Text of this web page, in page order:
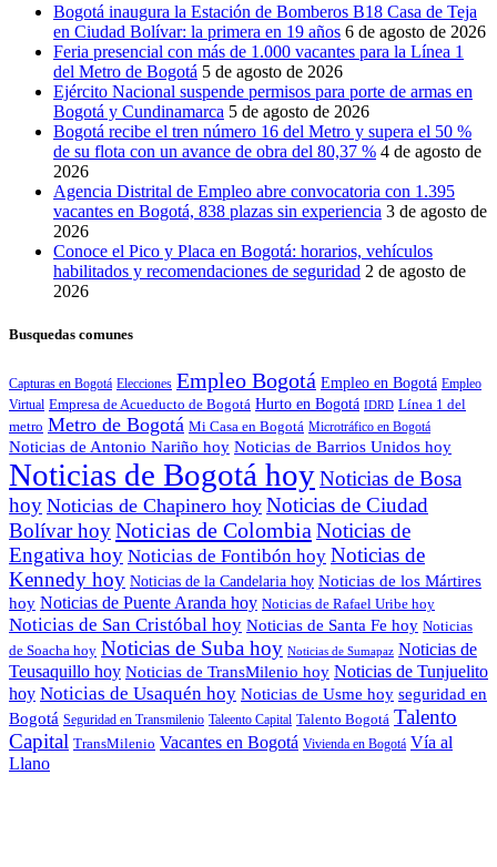
Bogotá inaugura la Estación de Bomberos B18 Casa de Teja
en Ciudad Bolívar: la primera en 19 años 6 de agosto de 2026
Feria presencial con más de 1.000 vacantes para la Línea 1
del Metro de Bogotá 5 de agosto de 2026
Ejército Nacional suspende permisos para porte de armas en
Bogotá y Cundinamarca 5 de agosto de 2026
Bogotá recibe el tren número 16 del Metro y supera el 50 %
de su flota con un avance de obra del 80,37 % 4 de agosto de
2026
Agencia Distrital de Empleo abre convocatoria con 1.395
vacantes en Bogotá, 838 plazas sin experiencia 3 de agosto de
2026
Conoce el Pico y Placa en Bogotá: horarios, vehículos
habilitados y recomendaciones de seguridad 2 de agosto de
2026
Busquedas comunes
Capturas en Bogotá Elecciones Empleo Bogotá Empleo en Bogotá Empleo
Virtual Empresa de Acueducto de Bogotá Hurto en Bogotá IDRD Línea 1 del
metro Metro de Bogotá Mi Casa en Bogotá Microtráfico en Bogotá
Noticias de Antonio Nariño hoy Noticias de Barrios Unidos hoy
Noticias de Bogotá hoyNoticias de Bosa
hoy Noticias de Chapinero hoy Noticias de Ciudad
Bolívar hoyNoticias de Colombia Noticias de
Engativa hoy Noticias de Fontibón hoy Noticias de
Kennedy hoy Noticias de la Candelaria hoy Noticias de los Mártires
hoy Noticias de Puente Aranda hoy Noticias de Rafael Uribe hoy
Noticias de San Cristóbal hoy Noticias de Santa Fe hoy Noticias
de Soacha hoy Noticias de Suba hoy Noticias de Sumapaz Noticias de
Teusaquillo hoy Noticias de TransMilenio hoy Noticias de Tunjuelito
hoy Noticias de Usaquén hoy Noticias de Usme hoy seguridad en
Bogotá Seguridad en Transmilenio Taleento Capital Talento Bogotá Talento
Capital TransMilenio Vacantes en Bogotá Vivienda en Bogotá Vía al
Llano